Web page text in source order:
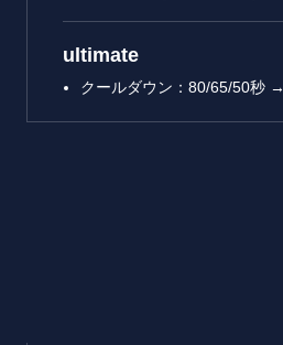
ultimate
クールダウン：80/65/50秒 →